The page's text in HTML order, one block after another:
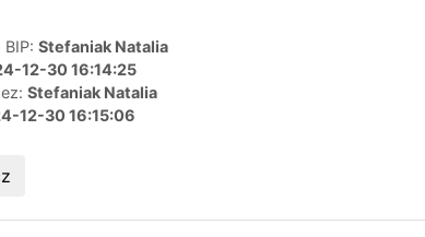
Stefaniak Natalia
12-30 16:14:25
Stefaniak Natalia
12-30 16:15:06